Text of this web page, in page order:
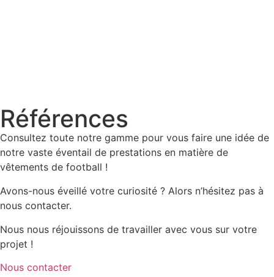
Références
Consultez toute notre gamme pour vous faire une idée de
notre vaste éventail de prestations en matière de
vêtements de football !
Avons-nous éveillé votre curiosité ? Alors n’hésitez pas à
nous contacter.
Nous nous réjouissons de travailler avec vous sur votre
projet !
Nous contacter